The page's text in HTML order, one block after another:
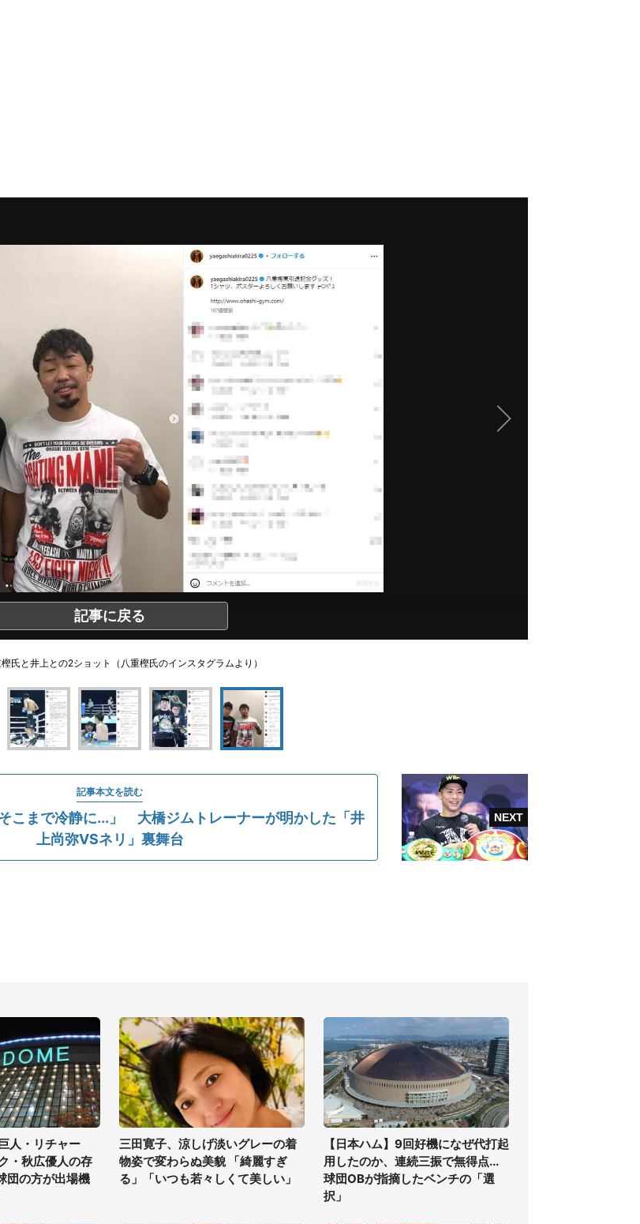
記事に戻る
氏と井上との2ショット（八重樫氏のインスタグラムより）
記事本文を読む
こまで冷静に...」 大橋ジムトレーナーが明かした「井
上尚弥VSネリ」裏舞台
人・リチャー
・秋広優人の存
団の方が出場機
三田寛子、涼しげ淡いグレーの着
物姿で変わらぬ美貌 「綺麗すぎ
る」「いつも若々しくて美しい」
【日本ハム】9回好機になぜ代打起
用したのか、連続三振で無得点...
球団OBが指摘したベンチの「選
択」